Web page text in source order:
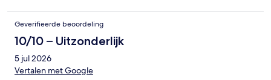
Geverifieerde beoordeling
10/10 – Uitzonderlijk
5 jul 2026
Vertalen met Google